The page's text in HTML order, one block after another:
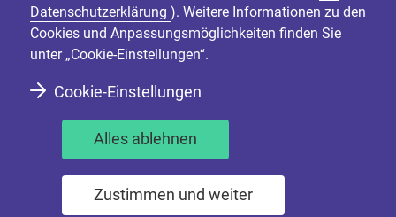
Datenschutzerklärung ). Weitere Informationen zu den
Cookies und Anpassungsmöglichkeiten finden Sie
unter „Cookie-Einstellungen“.
Cookie-Einstellungen
Alles ablehnen
Zustimmen und weiter